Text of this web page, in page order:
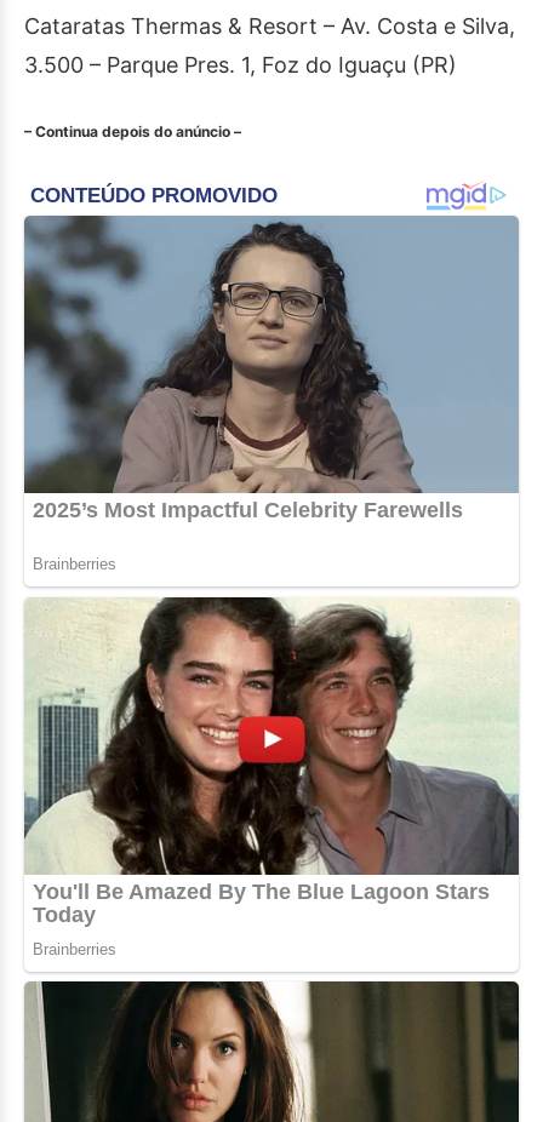
Cataratas Thermas & Resort – Av. Costa e Silva,
3.500 – Parque Pres. 1, Foz do Iguaçu (PR)
– Continua depois do anúncio –